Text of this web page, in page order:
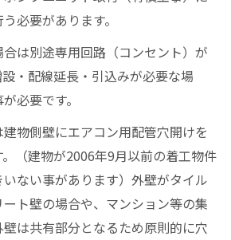
必要があります。
は別途専用回路（コンセント）が
・配線延長・引込みが必要な場
必要です。
物側壁にエアコン用配管穴開けを
（建物が2006年9月以前の着工物件
ない事があります）外壁がタイル
ト壁の場合や、マンション等の集
は共有部分となるため原則的に穴